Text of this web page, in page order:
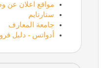
مواقع اعلان عن
ستارتايم
جامعة المعارف
أدواتس - دليل